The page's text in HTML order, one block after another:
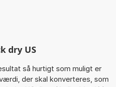
dry US
så hurtigt som muligt er
der skal konverteres, som